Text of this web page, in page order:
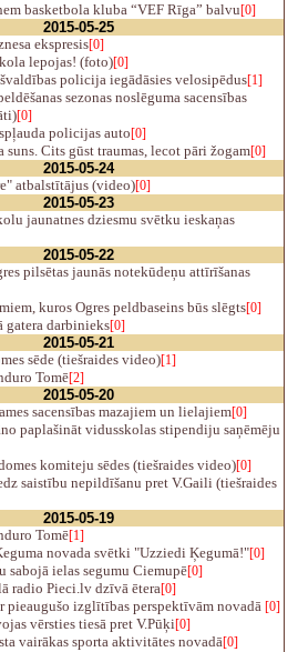
basketbola kluba “VEF Rīga” balvu[0]
2015-05-25
ekspresis[0]
lepojas! (foto)[0]
policija iegādāsies velosipēdus[1]
sezonas noslēguma sacensības
[0]
policijas auto[0]
suns. Cits gūst traumas, lecot pāri žogam[0]
2015-05-24
atbalstītājus (video)[0]
2015-05-23
jaunatnes dziesmu svētku ieskaņas
2015-05-22
pilsētas jaunās notekūdeņu attīrīšanas
kuros Ogres peldbaseins būs slēgts[0]
gatera darbinieks[0]
2015-05-21
sēde (tiešraides video)[1]
Tomē[2]
2015-05-20
sacensības mazajiem un lielajiem[0]
paplašināt vidusskolas stipendiju saņēmēju
komiteju sēdes (tiešraides video)[0]
saistību nepildīšanu pret V.Gaili (tiešraides
2015-05-19
Tomē[1]
novada svētki "Uzziedi Ķegumā!"[0]
sabojā ielas segumu Ciemupē[0]
radio Pieci.lv dzīvā ētera[0]
pieaugušo izglītības perspektīvām novadā [0]
vērsties tiesā pret V.Pūķi[0]
vairākas sporta aktivitātes novadā[0]